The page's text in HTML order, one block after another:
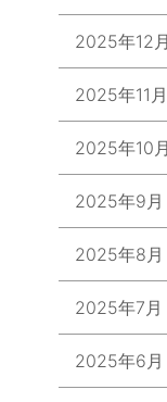
2025年12月
2025年11月
2025年10月
2025年9月
2025年8月
2025年7月
2025年6月